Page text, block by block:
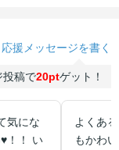
応援メッセージを書く
投稿で20ptゲット！
気にな
！！ い
よくあ
もかわ